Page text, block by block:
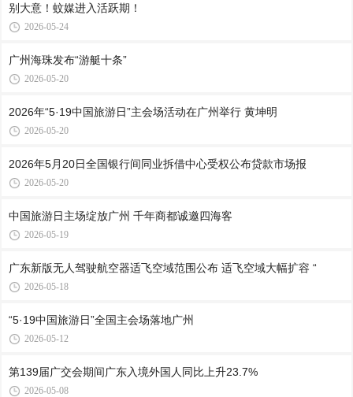
别大意！蚊媒进入活跃期！
2026-05-24
广州海珠发布“游艇十条”
2026-05-20
2026年“5·19中国旅游日”主会场活动在广州举行 黄坤明
2026-05-20
2026年5月20日全国银行间同业拆借中心受权公布贷款市场报
2026-05-20
中国旅游日主场绽放广州 千年商都诚邀四海客
2026-05-19
广东新版无人驾驶航空器适飞空域范围公布 适飞空域大幅扩容 “
2026-05-18
“5·19中国旅游日”全国主会场落地广州
2026-05-12
第139届广交会期间广东入境外国人同比上升23.7%
2026-05-08